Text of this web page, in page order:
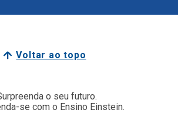
Voltar ao topo
o seu futuro.
se com o Ensino Einstein.